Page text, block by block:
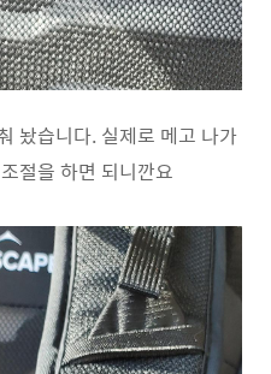
놨습니다. 실제로 메고 나가
절을 하면 되니깐요